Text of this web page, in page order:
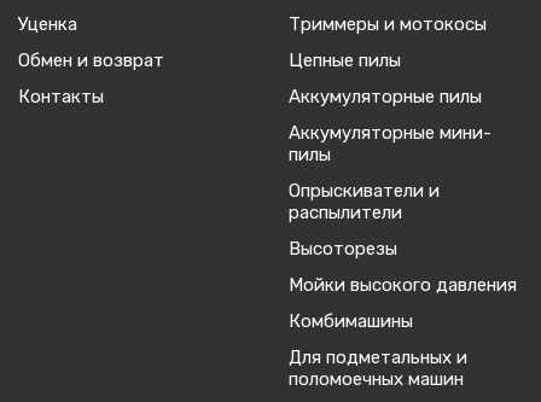
Уценка
Обмен и возврат
Контакты
Триммеры и мотокосы
Цепные пилы
Аккумуляторные пилы
Аккумуляторные мини-
пилы
Опрыскиватели и
распылители
Высоторезы
Мойки высокого давления
Комбимашины
Для подметальных и
поломоечных машин